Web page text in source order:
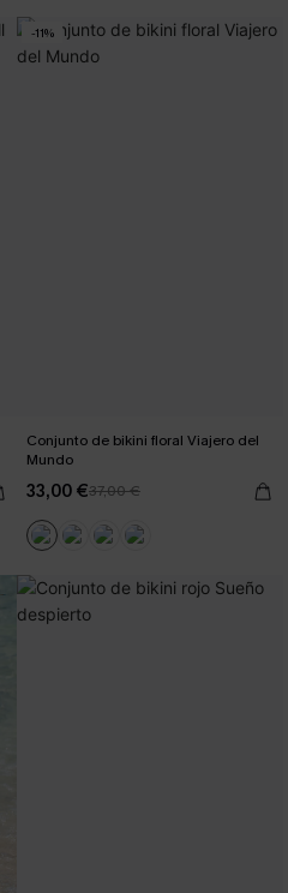
-11%
Conjunto de bikini floral Viajero del
Mundo
33,00 €37,00 €